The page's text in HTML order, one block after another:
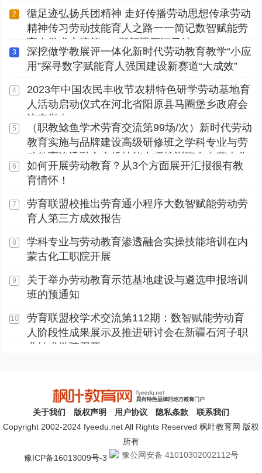
2
循足迹弘扬兵团精神 走好传播劳动思想传承劳动
精神传习劳动技能育人之路一一简记数智赋能劳
育人学术交流第112期新疆石河子站
3
深挖做学教展评一体化新时代劳动教育教学“小应
用”探寻数字赋能育人强国建设新赛道“大成效”
4
2023年中国农民丰收节农耕特色研学劳动基地育
人活动启动仪式在河北省阳原县马圈堡乡政府会
议室举办
5
（职教鲶鱼学术劳育交流第99场/次）新时代劳动
教育实施与品牌建设高级研修班之学科专业与劳
动教育渗透融合实操技能专项培训班在内蒙古化
工职业学院顺利开展
6
如何开展劳动教育？从3个方面展开汇报很有教
育情怀！
7
劳育联盟校推出劳育通小程序大数智赋能劳动劳
育人第三方成效报告
8
学科专业与劳动教育渗透融合实操技能培训在内
蒙古化工职院开展
9
关于举办劳动教育示范基地建设与遴选申报培训
班的预通知
10
劳育联盟校学术交流第112期：数智赋能劳动育
人阶段性成果展示及推进研讨会在新疆石河子职
业技术学院召开
关于我们 版权声明 用户协议 隐私条款
联系我们
Copyright 2002-2024 fyeedu.net All Rights Reserved 枫叶教育网 版权
所有
豫ICP备16013009号-3
豫公网安备 41010302002112号